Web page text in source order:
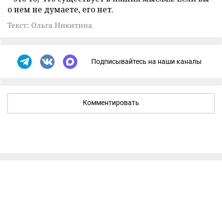
о нем не думаете, его нет.
Текст: Ольга Никитина
Подписывайтесь на наши каналы
Комментировать